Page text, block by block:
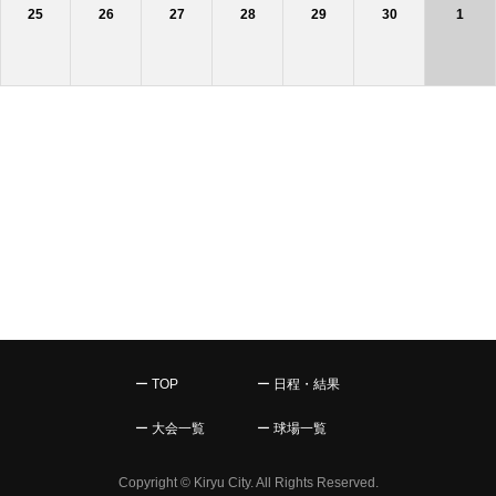
25 26 27 28 29 30 1
ー TOP ー 日程・結果
ー 大会一覧 ー 球場一覧
Copyright © Kiryu City. All Rights Reserved.